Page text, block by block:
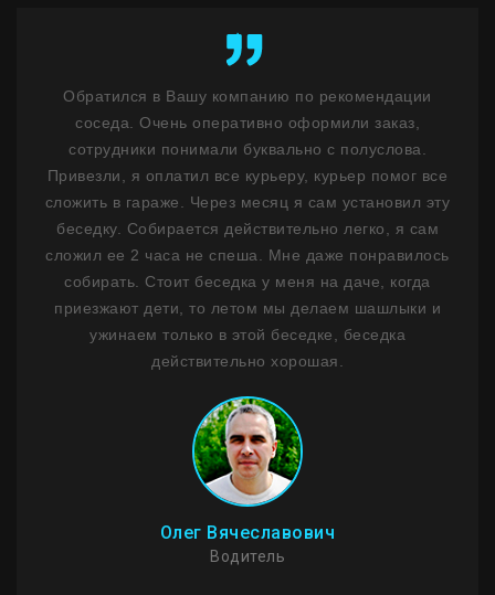
Обратился в Вашу компанию по рекомендации
соседа. Очень оперативно оформили заказ,
сотрудники понимали буквально с полуслова.
Привезли, я оплатил все курьеру, курьер помог все
сложить в гараже. Через месяц я сам установил эту
беседку. Собирается действительно легко, я сам
сложил ее 2 часа не спеша. Мне даже понравилось
собирать. Стоит беседка у меня на даче, когда
приезжают дети, то летом мы делаем шашлыки и
ужинаем только в этой беседке, беседка
действительно хорошая.
Олег Вячеславович
Водитель